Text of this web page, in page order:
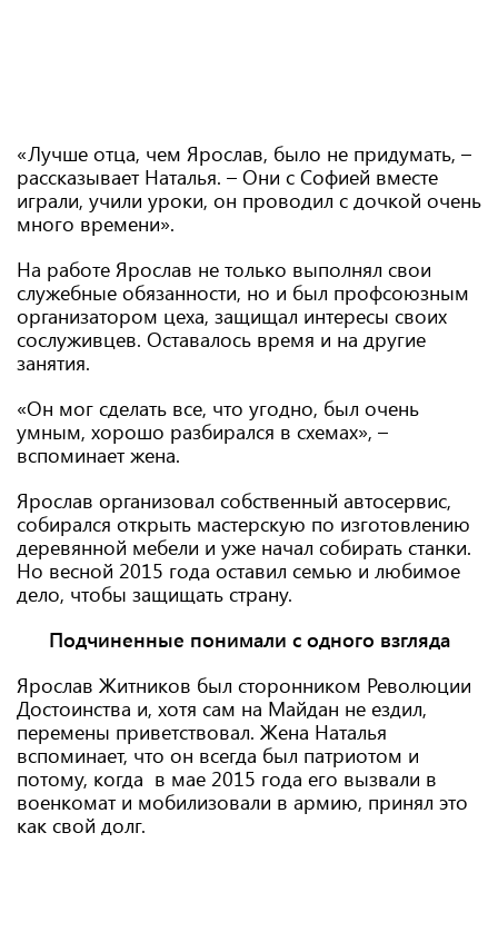
«Лучше отца, чем Ярослав, было не придумать, –
рассказывает Наталья. – Они с Софией вместе
играли, учили уроки, он проводил с дочкой очень
много времени».
На работе Ярослав не только выполнял свои
служебные обязанности, но и был профсоюзным
организатором цеха, защищал интересы своих
сослуживцев. Оставалось время и на другие
занятия.
«Он мог сделать все, что угодно, был очень
умным, хорошо разбирался в схемах», –
вспоминает жена.
Ярослав организовал собственный автосервис,
собирался открыть мастерскую по изготовлению
деревянной мебели и уже начал собирать станки.
Но весной 2015 года оставил семью и любимое
дело, чтобы защищать страну.
Подчиненные понимали с одного взгляда
Ярослав Житников был сторонником Революции
Достоинства и, хотя сам на Майдан не ездил,
перемены приветствовал. Жена Наталья
вспоминает, что он всегда был патриотом и
потому, когда в мае 2015 года его вызвали в
военкомат и мобилизовали в армию, принял это
как свой долг.